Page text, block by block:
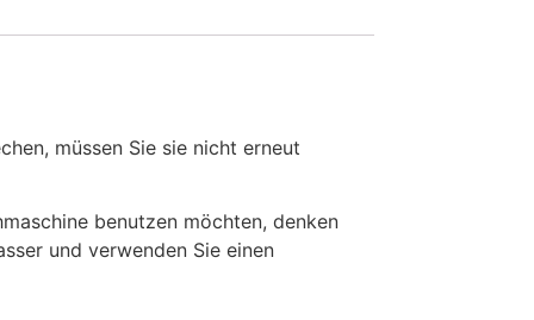
müssen Sie sie nicht erneut
benutzen möchten, denken
und verwenden Sie einen